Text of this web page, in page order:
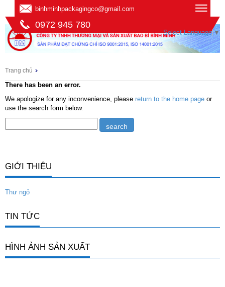
binhminhpackagingco@gmail.com
0972 945 780
Select Language ▼
Trang chủ
There has been an error.
We apologize for any inconvenience, please return to the home page or
use the search form below.
GIỚI THIỆU
Thư ngỏ
TIN TỨC
HÌNH ẢNH SẢN XUẤT